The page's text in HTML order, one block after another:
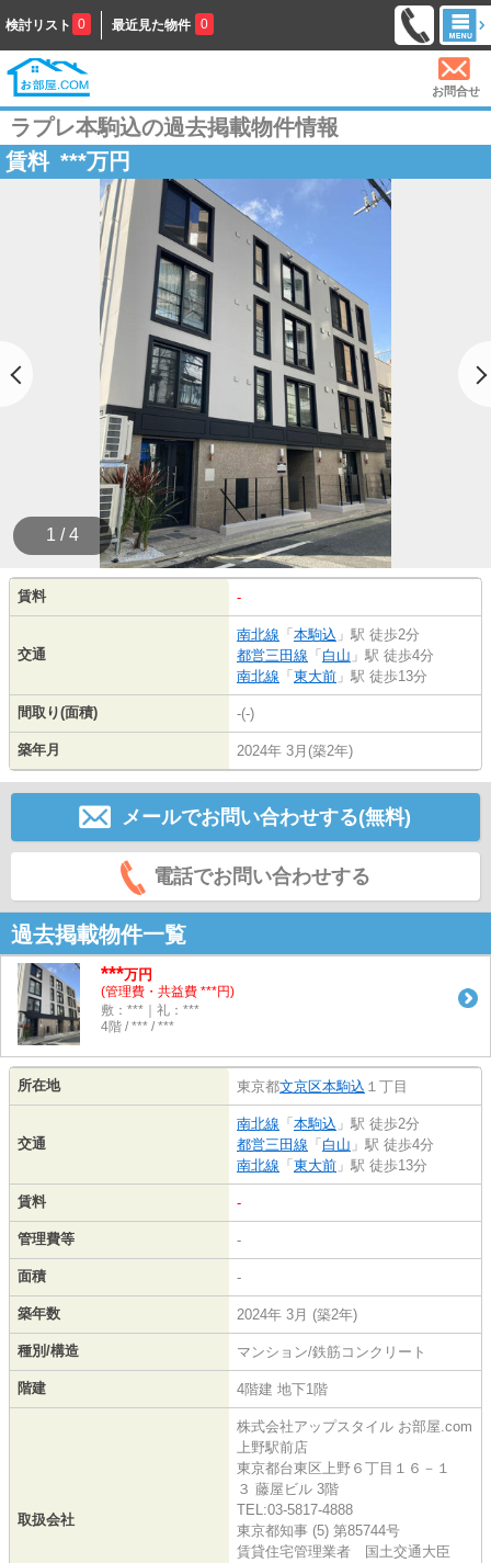
検討リスト 0 最近見た物件 0
お問合せ
ラプレ本駒込の過去掲載物件情報
賃料 ***万円
1 / 4
賃料 -
交通
南北線 「 本駒込 」駅 徒歩2分
都営三田線 「 白山 」駅 徒歩4分
南北線 「 東大前 」駅 徒歩13分
間取り(面積) -(-)
築年月 2024年 3月(築2年)
メールでお問い合わせする(無料)
電話でお問い合わせする
過去掲載物件一覧
***万円
(管理費・共益費 ***円)
敷：***｜礼：***
4階 / *** / ***
所在地 東京都文京区本駒込 １丁目
交通
南北線 「 本駒込 」駅 徒歩2分
都営三田線 「 白山 」駅 徒歩4分
南北線 「 東大前 」駅 徒歩13分
賃料 -
管理費等 -
面積 -
築年数 2024年 3月 (築2年)
種別/構造 マンション/鉄筋コンクリート
階建 4階建 地下1階
取扱会社
株式会社アップスタイル お部屋.com
上野駅前店
東京都台東区上野６丁目１６－１
３ 藤屋ビル 3階
TEL:03-5817-4888
東京都知事 (5) 第85744号
賃貸住宅管理業者 国土交通大臣